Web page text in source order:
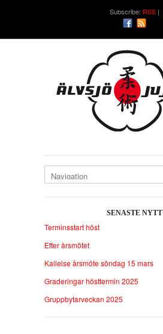
Subscribe: RSS
SENASTE NYTT
Terminsstart höst
Efter årsmötet
Kallelse årsmöte söndag 15 mars
Graderingar hösttermin 2025
Gruppbytarveckan 2025